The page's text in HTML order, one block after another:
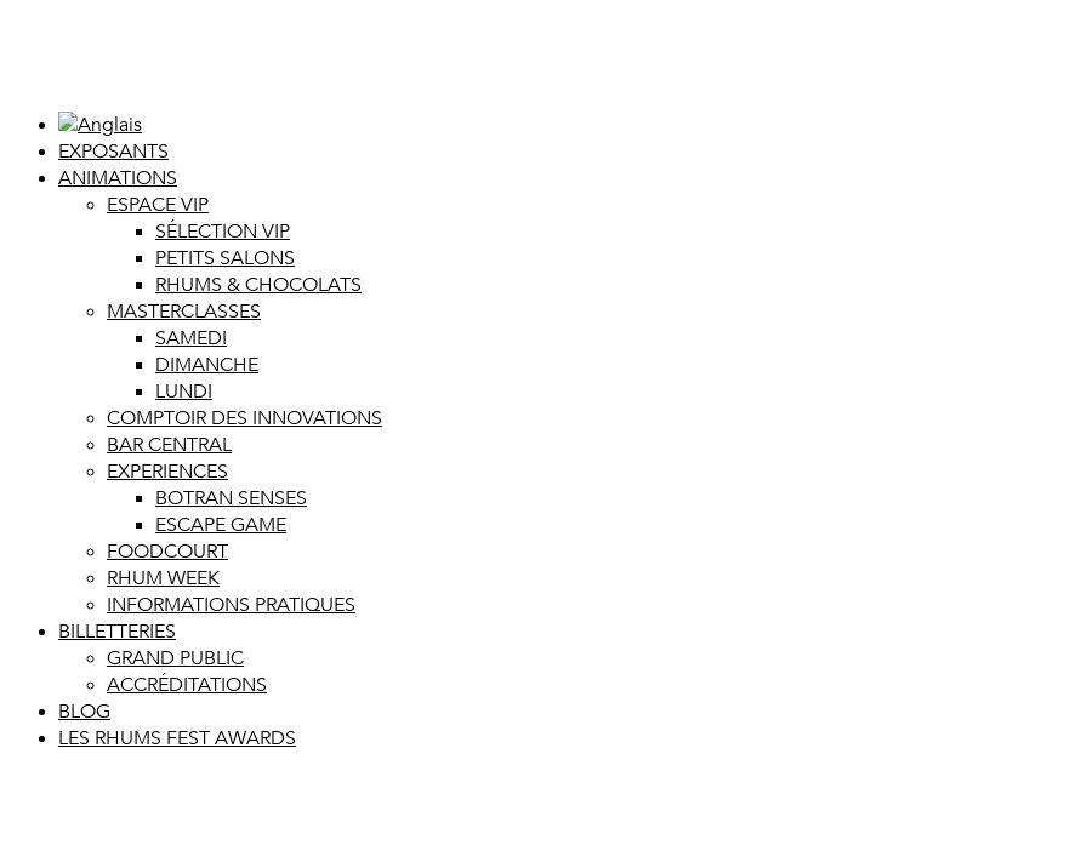
EXPOSANTS
ANIMATIONS
ESPACE VIP
SÉLECTION VIP
PETITS SALONS
RHUMS & CHOCOLATS
MASTERCLASSES
SAMEDI
DIMANCHE
LUNDI
COMPTOIR DES INNOVATIONS
BAR CENTRAL
EXPERIENCES
BOTRAN SENSES
ESCAPE GAME
FOODCOURT
RHUM WEEK
INFORMATIONS PRATIQUES
BILLETTERIES
GRAND PUBLIC
ACCRÉDITATIONS
BLOG
LES RHUMS FEST AWARDS